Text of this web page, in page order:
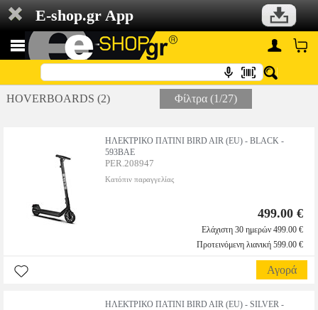
E-shop.gr App
HOVERBOARDS (2) Φίλτρα (1/27)
ΗΛΕΚΤΡΙΚΟ ΠΑΤΙΝΙ BIRD AIR (EU) - BLACK -
593BAE
PER.208947
Κατόπιν παραγγελίας
499.00 €
Ελάχιστη 30 ημερών 499.00 €
Προτεινόμενη λιανική 599.00 €
Αγορά
ΗΛΕΚΤΡΙΚΟ ΠΑΤΙΝΙ BIRD AIR (EU) - SILVER -